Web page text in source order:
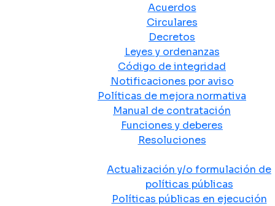
Acuerdos
Circulares
Decretos
Leyes y ordenanzas
Código de integridad
Notificaciones por aviso
Políticas de mejora normativa
Manual de contratación
Funciones y deberes
Resoluciones
Actualización y/o formulación de
políticas públicas
Políticas públicas en ejecución